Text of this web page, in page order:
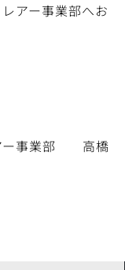
アー事業部へお
ー事業部 高橋